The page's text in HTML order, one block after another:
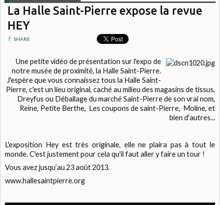
La Halle Saint-Pierre expose la revue
HEY
SHARE
Une petite vidéo de présentation sur l'expo de
notre musée de proximité, la Halle Saint-Pierre.
J'espère que vous connaissez tous la Halle Saint-
Pierre, c'est un lieu original, caché au milieu des magasins de tissus,
Dreyfus ou Déballage du marché Saint-Pierre de son vrai nom,
Reine, Petite Berthe, Les coupons de saint-Pierre, Moline, et
bien d'autres...
L'exposition Hey est très originale, elle ne plaira pas à tout le
monde. C'est justement pour cela qu'il faut aller y faire un tour !
Vous avez jusqu’au 23 août 2013.
www.hallesaintpierre.org